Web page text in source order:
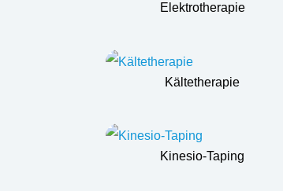
Elektrotherapie
Kältetherapie
Kinesio-Taping